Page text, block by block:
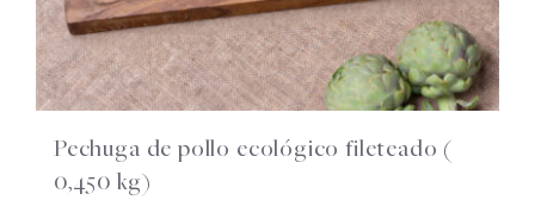
Pechuga de pollo ecológico fileteado (
0,450 kg)